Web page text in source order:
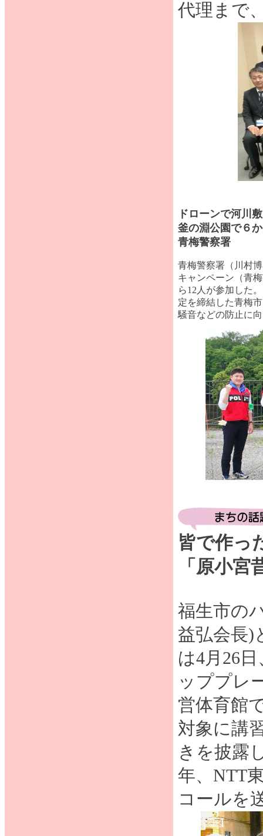
代理まで
ドローンで河川
釜の淵公園で６
青梅警察署
青梅警察署（川村
キャンペーン（青
ら12人が参加した
定を締結した青梅
騒音などの防止に
皆で作っ
「原小宮
福生市の
益弘会長)
は4月26
ッププレ
営体育館
対象に講
きを披露
年、NTT
コールを